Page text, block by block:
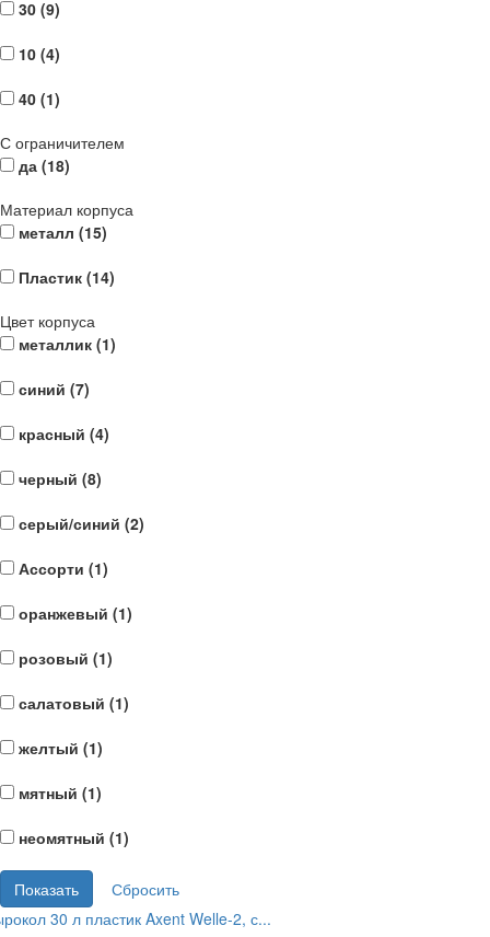
30 (9)
10 (4)
40 (1)
С ограничителем
да (18)
Материал корпуса
металл (15)
Пластик (14)
Цвет корпуса
металлик (1)
синий (7)
красный (4)
черный (8)
серый/синий (2)
Ассорти (1)
оранжевый (1)
розовый (1)
салатовый (1)
желтый (1)
мятный (1)
неомятный (1)
30 л пластик Axent Welle-2, с...